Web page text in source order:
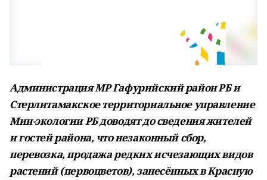
Администрация МР Гафурийский район РБ и
Стерлитамакское территориальное управление
Мин-экологии РБ доводят до сведения жителей
и гостей района, что незаконный сбор,
перевозка, продажа редких исчезающих видов
растений (первоцветов), занесённых в Красную